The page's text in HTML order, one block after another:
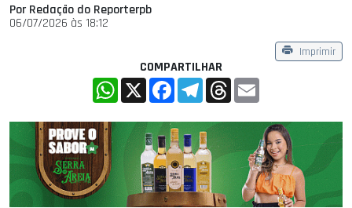
Por Redação do Reporterpb
06/07/2026 às 18:12
Imprimir
COMPARTILHAR
WhatsApp
X FacebookTelegramThreads